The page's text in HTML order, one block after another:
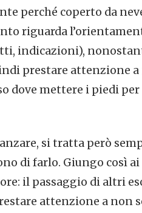
perché coperto da
riguarda
indicazioni),
prestare attenzione
dove mettere i piedi per
si tratta però
di farlo. Giungo così
il passaggio di altri
attenzione a non